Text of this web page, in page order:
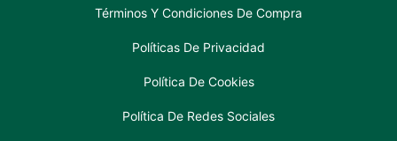
Términos Y Condiciones De Compra
Políticas De Privacidad
Política De Cookies
Política De Redes Sociales